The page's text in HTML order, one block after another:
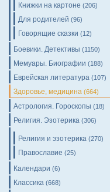
Книжки на картоне (206)
Для родителей (96)
Говорящие сказки (12)
Боевики. Детективы (1150)
Мемуары. Биографии (188)
Еврейская литература (107)
Здоровье, медицина (664)
Астрология. Гороскопы (18)
Религия. Эзотерика (306)
Религия и эзотерика (270)
Православие (25)
Календари (6)
Классика (668)